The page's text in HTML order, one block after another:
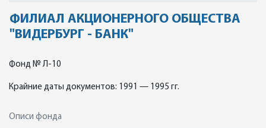
ФИЛИАЛ АКЦИОНЕРНОГО ОБЩЕСТВА
"ВИДЕРБУРГ - БАНК"
Фонд № Л-10
Крайние даты документов: 1991 — 1995 гг.
Описи фонда